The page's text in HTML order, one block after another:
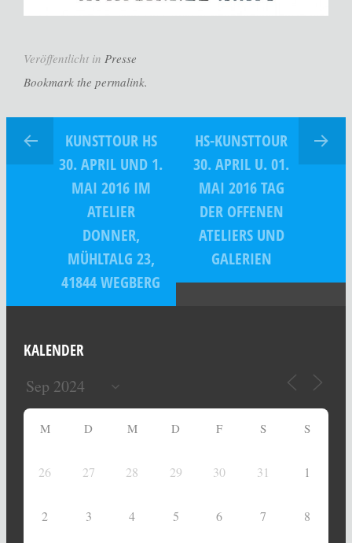
Veröffentlicht in Presse
Bookmark the permalink.
KUNSTTOUR HS
30. APRIL UND 1.
MAI 2016 IM
ATELIER
DONNER,
MÜHLTALG 23,
41844 WEGBERG
HS-KUNSTTOUR
30. APRIL U. 01.
MAI 2016 TAG
DER OFFENEN
ATELIERS UND
GALERIEN
KALENDER
M D M D F S S
26 27 28 29 30 31 1
2 3 4 5 6 7 8